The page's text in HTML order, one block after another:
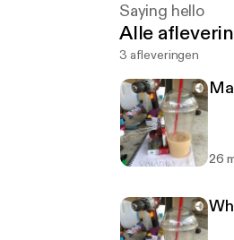
Saying hello
Alle
3 afleveringen
26